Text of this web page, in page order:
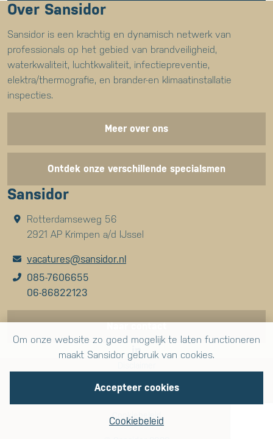
Om onze website zo goed mogelijk te laten functioneren
maakt Sansidor gebruik van cookies.
Accepteer cookies
Cookiebeleid
Over Sansidor
Sansidor is een krachtig en dynamisch netwerk van
professionals op het gebied van brandveiligheid,
waterkwaliteit, luchtkwaliteit, infectiepreventie,
elektra/thermografie, en brander-en klimaatinstallatie
inspecties.
Meer over ons
Ontdek onze verschillende specialsmen
Sansidor
Rotterdamseweg 56
2921 AP Krimpen a/d IJssel
vacatures@sansidor.nl
085-7606655
06-86822123
Naar contact
Privacybeleid
Cookiebeleid